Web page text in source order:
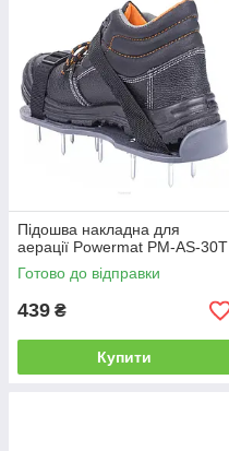
Підошва накладна для
аерації Powermat PM-AS-30T
Готово до відправки
439 ₴
Купити